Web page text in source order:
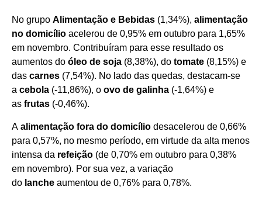
No grupo Alimentação e Bebidas (1,34%), alimentação
no domicílio acelerou de 0,95% em outubro para 1,65%
em novembro. Contribuíram para esse resultado os
aumentos do óleo de soja (8,38%), do tomate (8,15%) e
das carnes (7,54%). No lado das quedas, destacam-se
a cebola (-11,86%), o ovo de galinha (-1,64%) e
as frutas (-0,46%).
A alimentação fora do domicílio desacelerou de 0,66%
para 0,57%, no mesmo período, em virtude da alta menos
intensa da refeição (de 0,70% em outubro para 0,38%
em novembro). Por sua vez, a variação
do lanche aumentou de 0,76% para 0,78%.